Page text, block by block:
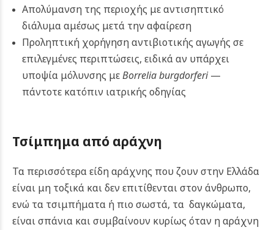
Απολύμανση της περιοχής με αντισηπτικό
διάλυμα αμέσως μετά την αφαίρεση
Προληπτική χορήγηση αντιβιοτικής αγωγής σε
επιλεγμένες περιπτώσεις, ειδικά αν υπάρχει
υποψία μόλυνσης μεBorrelia burgdorferi—
πάντοτε κατόπιν ιατρικής οδηγίας
Τσίμπημα από αράχνη
Τα περισσότερα είδη αράχνης που ζουν στην Ελλάδα
είναι μη τοξικά και δεν επιτίθενται στον άνθρωπο,
ενώ τα τσιμπήματα ή πιο σωστά, τα δαγκώματα,
είναι σπάνια και συμβαίνουν κυρίως όταν η αράχνη